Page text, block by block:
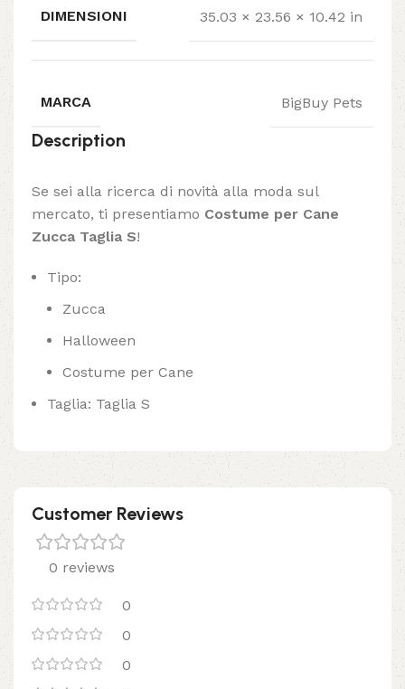
DIMENSIONI 35.03 × 23.56 × 10.42 in
MARCA BigBuy Pets
Description
Se sei alla ricerca di novità alla moda sul
mercato, ti presentiamo Costume per Cane
Zucca Taglia S!
Tipo:
Zucca
Halloween
Costume per Cane
Taglia: Taglia S
Customer Reviews
0 reviews
0
0
0